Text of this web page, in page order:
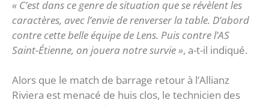
« C’est dans ce genre de situation que se révèlent les
caractères, avec l’envie de renverser la table. D’abord
contre cette belle équipe de Lens. Puis contre l’AS
Saint-Étienne, on jouera notre survie », a-t-il indiqué.
Alors que le match de barrage retour à l’Allianz
Riviera est menacé de huis clos, le technicien des